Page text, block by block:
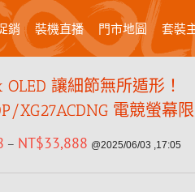
銷 裝機直播 門市地圖 套裝
OLED 讓細節無所遁形！
XG27ACDNG 電競螢幕
– NT$33,888 @2025/06/03 ,17:05